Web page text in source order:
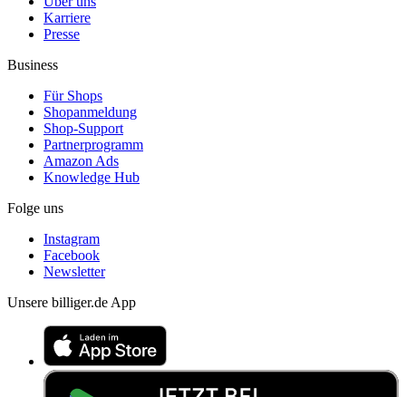
Karriere
Presse
Business
Für Shops
Shopanmeldung
Shop-Support
Partnerprogramm
Amazon Ads
Knowledge Hub
Folge uns
Instagram
Facebook
Newsletter
Unsere billiger.de App